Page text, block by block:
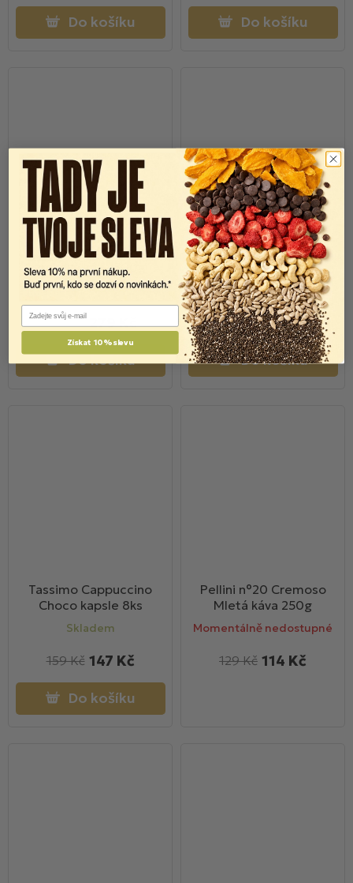
Do košíku Do košíku
Julius Meinl Präsident
zrnková káva 500g
Skladem
279 Kč
289 Kč
Do košíku
Julius Meinl Jubiläum
zrnková káva 500g
Skladem
279 Kč
289 Kč
Do košíku
Tassimo Cappuccino
Choco kapsle 8ks
Skladem
147 Kč
159 Kč
Do košíku
Pellini n°20 Cremoso
Mletá káva 250g
Momentálně nedostupné
114 Kč
129 Kč
Email
Získat 10% slevu